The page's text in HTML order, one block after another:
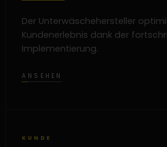
Der Unterwäschehersteller
Kundenerlebnis dank der
Implementierung.
ANSEHEN
KUNDE